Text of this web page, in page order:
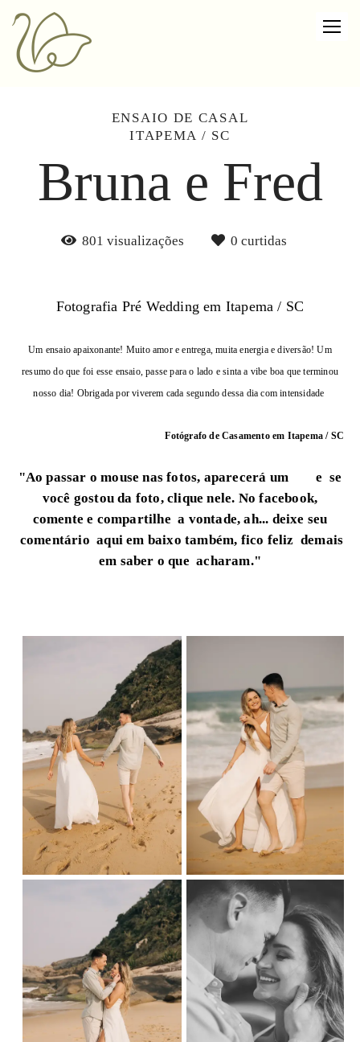
ENSAIO DE CASAL
ITAPEMA / SC
Bruna e Fred
801 visualizações 0 curtidas
Fotografia Pré Wedding em Itapema / SC
Um ensaio apaixonante! Muito amor e entrega, muita energia e diversão! Um
resumo do que foi esse ensaio, passe para o lado e sinta a vibe boa que terminou
nosso dia! Obrigada por viverem cada segundo dessa dia com intensidade
Fotógrafo de Casamento em Itapema / SC
"Ao passar o mouse nas fotos, aparecerá um
e se
você gostou da foto, clique nele. No facebook,
comente e compartilhe a vontade, ah... deixe seu
comentário aqui em baixo também, fico feliz demais
em saber o que acharam."